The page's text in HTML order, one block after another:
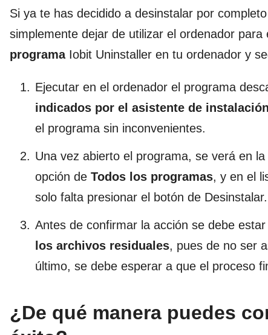
Si ya te has decidido a desinstalar por
simplemente dejar de utilizar el ordenador
programaIobit Uninstaller en tu ordenador y
Ejecutar en el ordenador el programa
indicados por el asistente de instalación
el programa sin inconvenientes.
Una vez abierto el programa, se verá en
opción de Todos los programas, y en el
solo falta presionar el botón de Desinstalar.
Antes de confirmar la acción se debe
los archivos residuales, pues de no ser
último, se debe esperar a que el proceso
¿De qué manera puedes